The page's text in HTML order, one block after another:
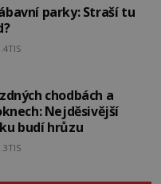
parky: Straší tu
chodbách a
Nejděsivější
budí hrůzu